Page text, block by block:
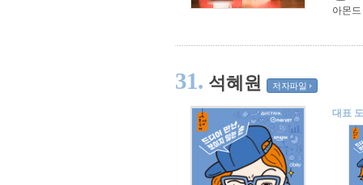
아몬
31. 석혜원 저자파일
대표